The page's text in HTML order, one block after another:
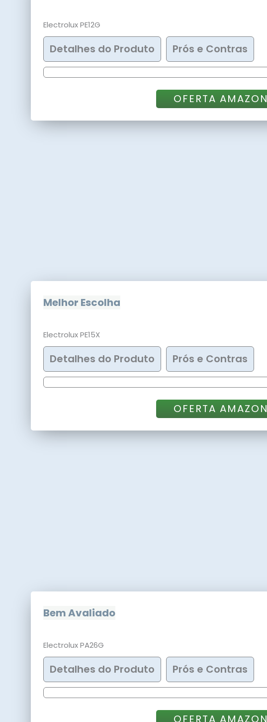
Electrolux PE12G
Detalhes do Produto Prós e Contras
OFERTA AMAZON
Melhor Escolha
Electrolux PE15X
Detalhes do Produto Prós e Contras
OFERTA AMAZON
Bem Avaliado
Electrolux PA26G
Detalhes do Produto Prós e Contras
OFERTA AMAZON